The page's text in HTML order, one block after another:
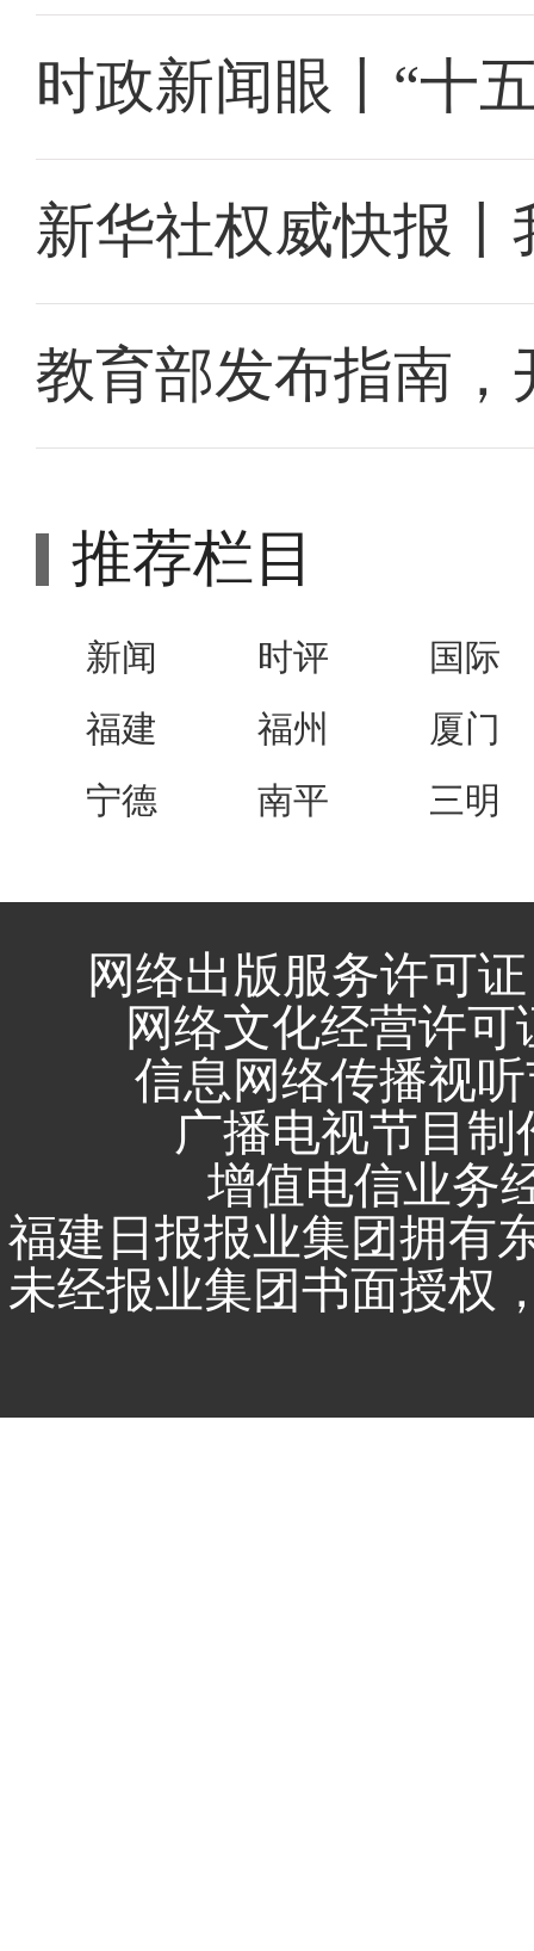
时政新闻眼丨“十
新华社权威快报
教育部发布指南
推荐栏目
新闻 时评
国际
福建
福州
厦门
宁德
南平 三明
网络出版服务许可
网络文化经营许可
信息网络传播视
广播电视节目
增值电信业务
福建日报报业集团拥有
未经报业集团书面授权